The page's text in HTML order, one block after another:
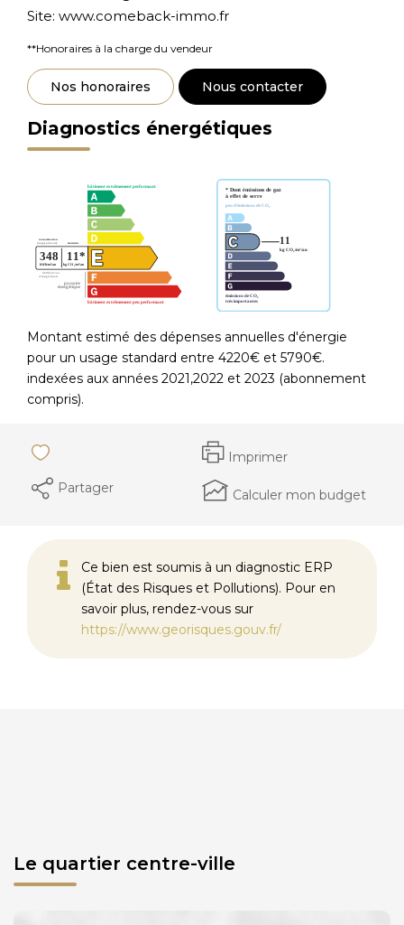
Site: www.comeback-immo.fr
**Honoraires à la charge du vendeur
Nos honoraires Nous contacter
Diagnostics énergétiques
Montant estimé des dépenses annuelles d'énergie
pour un usage standard entre 4220€ et 5790€.
indexées aux années 2021,2022 et 2023 (abonnement
compris).
Imprimer
Partager
Calculer mon budget
Ce bien est soumis à un diagnostic ERP
(État des Risques et Pollutions). Pour en
savoir plus, rendez-vous sur
https://www.georisques.gouv.fr/
Le quartier centre-ville